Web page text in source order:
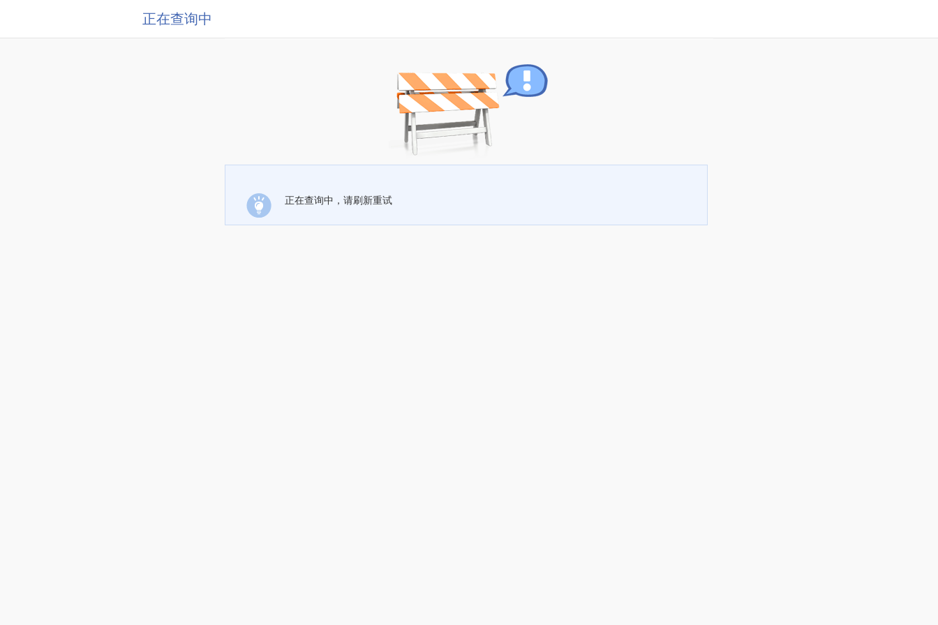
正在查询中
正在查询中，请刷新重试